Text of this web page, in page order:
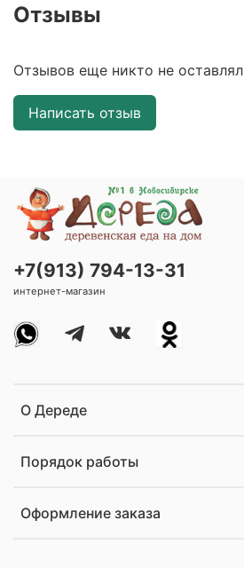
Отзывы
Отзывов еще никто не оставлял
Написать отзыв
О Дереде
Порядок работы
Оформление заказа
+7(913) 794-13-31
интернет-магазин